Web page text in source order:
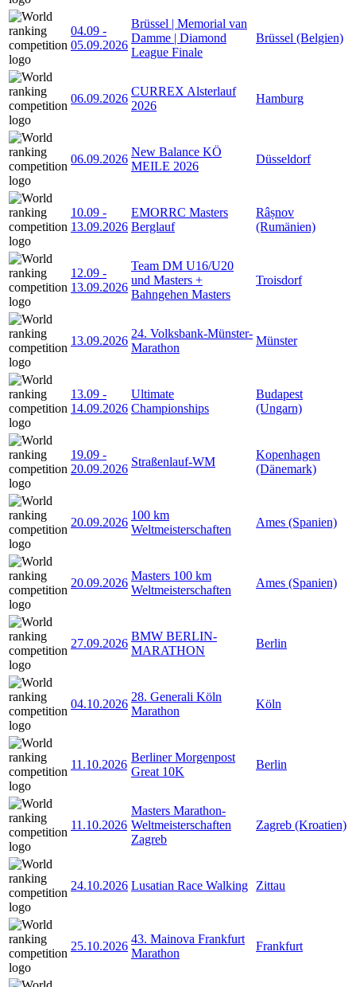
04.09 -
05.09.2026
Brüssel | Memorial van
Damme | Diamond
League Finale
Brüssel (Belgien)
06.09.2026
CURREX Alsterlauf
2026
Hamburg
06.09.2026
New Balance KÖ
MEILE 2026
Düsseldorf
10.09 -
13.09.2026
EMORRC Masters
Berglauf
Râșnov
(Rumänien)
12.09 -
13.09.2026
Team DM U16/U20
und Masters +
Bahngehen Masters
Troisdorf
13.09.2026
24. Volksbank-Münster-
Marathon
Münster
13.09 -
14.09.2026
Ultimate
Championships
Budapest
(Ungarn)
19.09 -
20.09.2026
Straßenlauf-WM
Kopenhagen
(Dänemark)
20.09.2026
100 km
Weltmeisterschaften
Ames (Spanien)
20.09.2026
Masters 100 km
Weltmeisterschaften
Ames (Spanien)
27.09.2026
BMW BERLIN-
MARATHON
Berlin
04.10.2026
28. Generali Köln
Marathon
Köln
11.10.2026
Berliner Morgenpost
Great 10K
Berlin
11.10.2026
Masters Marathon-
Weltmeisterschaften
Zagreb
Zagreb (Kroatien)
24.10.2026 Lusatian Race Walking Zittau
25.10.2026
43. Mainova Frankfurt
Marathon
Frankfurt